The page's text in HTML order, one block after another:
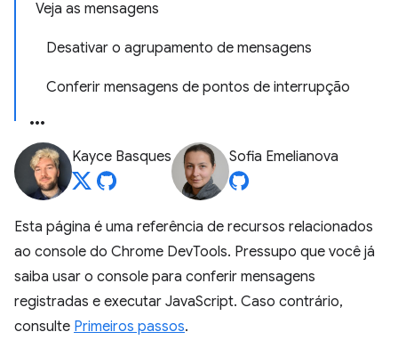
Veja as mensagens
Desativar o agrupamento de mensagens
Conferir mensagens de pontos de interrupção
Kayce Basques Sofia Emelianova
Esta página é uma referência de recursos relacionados
ao console do Chrome DevTools. Pressupo que você já
saiba usar o console para conferir mensagens
registradas e executar JavaScript. Caso contrário,
consulte Primeiros passos.